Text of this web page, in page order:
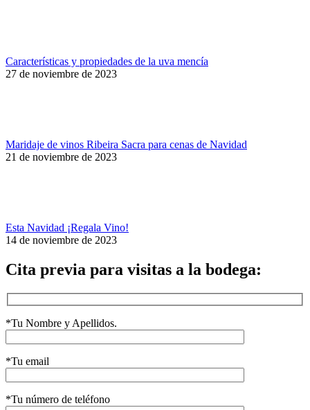
Características y propiedades de la uva mencía
27 de noviembre de 2023
Maridaje de vinos Ribeira Sacra para cenas de Navidad
21 de noviembre de 2023
Esta Navidad ¡Regala Vino!
14 de noviembre de 2023
Cita previa para visitas a la bodega:
*Tu Nombre y Apellidos.
*Tu email
*Tu número de teléfono